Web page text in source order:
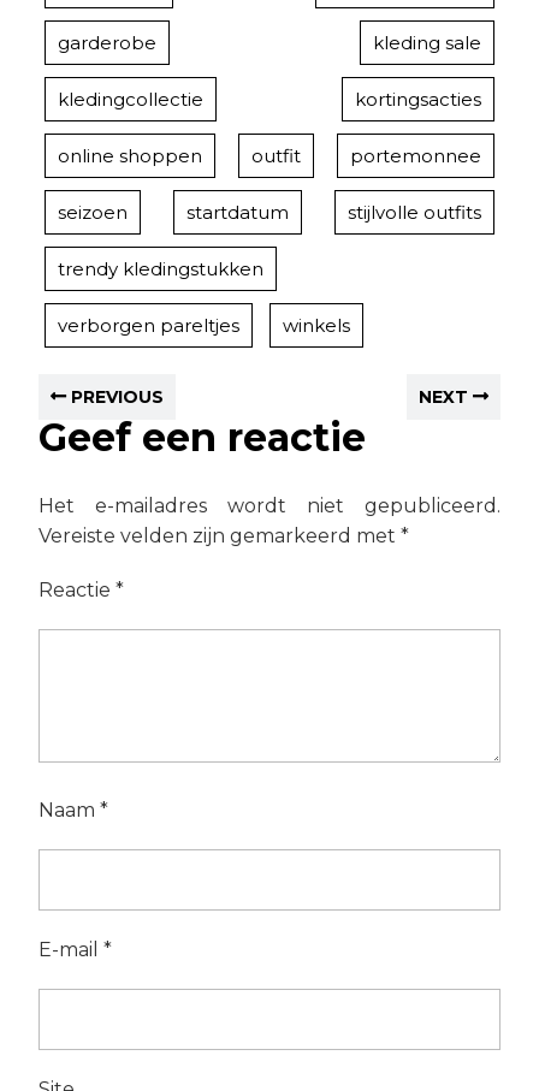
garderobe kleding sale
kledingcollectie kortingsacties
online shoppen outfit portemonnee
seizoen startdatum stijlvolle outfits
trendy kledingstukken
verborgen pareltjes winkels
PREVIOUS NEXT
Geef een reactie
Het e-mailadres wordt niet gepubliceerd.
Vereiste velden zijn gemarkeerd met *
Reactie *
Naam *
E-mail *